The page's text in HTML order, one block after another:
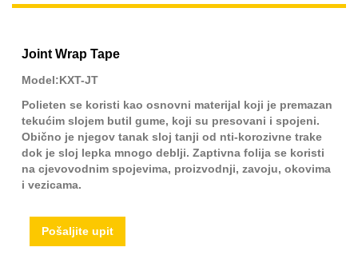
Joint Wrap Tape
Model:KXT-JT
Polieten se koristi kao osnovni materijal koji je premazan
tekućim slojem butil gume, koji su presovani i spojeni.
Obično je njegov tanak sloj tanji od nti-korozivne trake
dok je sloj lepka mnogo deblji. Zaptivna folija se koristi
na cjevovodnim spojevima, proizvodnji, zavoju, okovima
i vezicama.
Pošaljite upit